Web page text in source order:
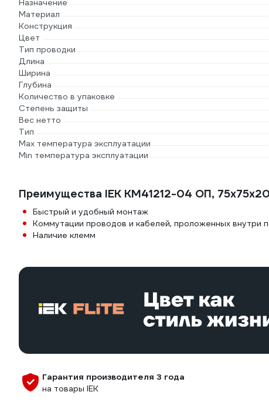
Назначение
Материал
Конструкция
Цвет
Тип проводки
Длина
Ширина
Глубина
Количество в упаковке
Степень защиты
Вес нетто
Тип
Max температура эксплуатации
Min температура эксплуатации
Преимущества IEK КМ41212-04 ОП,
Быстрый и удобный монтаж
Коммутации проводов и кабелей, проложенных внутри
Наличие клемм
Гарантия производителя 3 года
на товары IEK